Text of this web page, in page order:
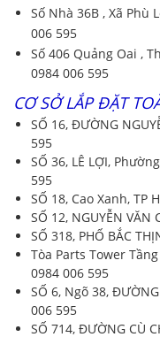
Số Nhà 36B , Xã Phù
006 595
Số 406 Quảng Oai ,
0984 006 595
CƠ SỞ LẮP ĐẶT
SỐ 16, ĐƯỜNG
595
SỐ 36, LÊ LỢI,
595
SỐ 18, Cao Xanh, TP
SỐ 12, NGUYỄN VĂN
SỐ 318, PHỐ BẮC
Tòa Parts Tower
0984 006 595
SỐ 6, Ngõ 38,
006 595
SỐ 714, ĐƯỜNG CÙ